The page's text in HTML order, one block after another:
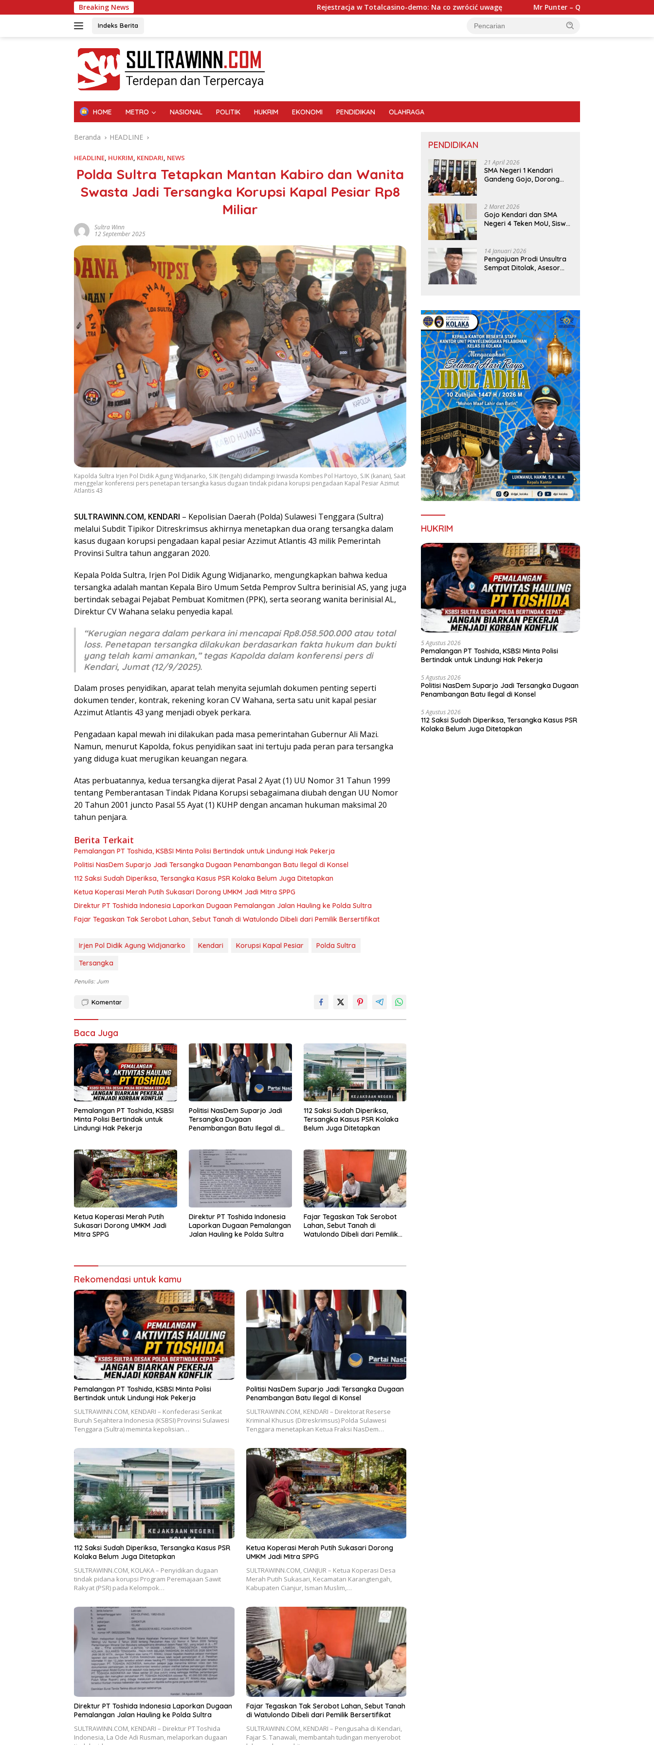
ke
Breaking News Rejestracja w Totalcasino-demo: Na co zwrócić uwagę Mr Punter – Quick‑Hit Slots & Instant Wins voor de
Indeks Berita
HOME METRO NASIONAL POLITIK HUKRIM EKONOMI PENDIDIKAN OLAHRAGA
Beranda HEADLINE
HEADLINE, HUKRIM, KENDARI, NEWS
Polda Sultra Tetapkan Mantan Kabiro dan Wanita
Swasta Jadi Tersangka Korupsi Kapal Pesiar Rp8
Miliar
Sultra Winn
12 September 2025
Kapolda Sultra Irjen Pol Didik Agung Widjanarko, S.IK (tengah) didampingi Irwasda Kombes Pol Hartoyo, S.IK (kanan), Saat
menggelar konferensi pers penetapan tersangka kasus dugaan tindak pidana korupsi pengadaan Kapal Pesiar Azimut
Atlantis 43
SULTRAWINN.COM, KENDARI – Kepolisian Daerah (Polda) Sulawesi Tenggara (Sultra)
melalui Subdit Tipikor Ditreskrimsus akhirnya menetapkan dua orang tersangka dalam
kasus dugaan korupsi pengadaan kapal pesiar Azzimut Atlantis 43 milik Pemerintah
Provinsi Sultra tahun anggaran 2020.
Kepala Polda Sultra, Irjen Pol Didik Agung Widjanarko, mengungkapkan bahwa kedua
tersangka adalah mantan Kepala Biro Umum Setda Pemprov Sultra berinisial AS, yang juga
bertindak sebagai Pejabat Pembuat Komitmen (PPK), serta seorang wanita berinisial AL,
Direktur CV Wahana selaku penyedia kapal.
“Kerugian negara dalam perkara ini mencapai Rp8.058.500.000 atau total
loss. Penetapan tersangka dilakukan berdasarkan fakta hukum dan bukti
yang telah kami amankan,” tegas Kapolda dalam konferensi pers di
Kendari, Jumat (12/9/2025).
Dalam proses penyidikan, aparat telah menyita sejumlah dokumen penting seperti
dokumen tender, kontrak, rekening koran CV Wahana, serta satu unit kapal pesiar
Azzimut Atlantis 43 yang menjadi obyek perkara.
Pengadaan kapal mewah ini dilakukan pada masa pemerintahan Gubernur Ali Mazi.
Namun, menurut Kapolda, fokus penyidikan saat ini tertuju pada peran para tersangka
yang diduga kuat merugikan keuangan negara.
Atas perbuatannya, kedua tersangka dijerat Pasal 2 Ayat (1) UU Nomor 31 Tahun 1999
tentang Pemberantasan Tindak Pidana Korupsi sebagaimana diubah dengan UU Nomor
20 Tahun 2001 juncto Pasal 55 Ayat (1) KUHP dengan ancaman hukuman maksimal 20
tahun penjara.
Berita Terkait
Pemalangan PT Toshida, KSBSI Minta Polisi Bertindak untuk Lindungi Hak Pekerja
Politisi NasDem Suparjo Jadi Tersangka Dugaan Penambangan Batu Ilegal di Konsel
112 Saksi Sudah Diperiksa, Tersangka Kasus PSR Kolaka Belum Juga Ditetapkan
Ketua Koperasi Merah Putih Sukasari Dorong UMKM Jadi Mitra SPPG
Direktur PT Toshida Indonesia Laporkan Dugaan Pemalangan Jalan Hauling ke Polda Sultra
Fajar Tegaskan Tak Serobot Lahan, Sebut Tanah di Watulondo Dibeli dari Pemilik Bersertifikat
Irjen Pol Didik Agung Widjanarko Kendari Korupsi Kapal Pesiar
Polda Sultra
Tersangka
Penulis: Jum
Komentar
Baca Juga
Pemalangan PT Toshida, KSBSI
Minta Polisi Bertindak untuk
Lindungi Hak Pekerja
Politisi NasDem Suparjo Jadi
Tersangka Dugaan
Penambangan Batu Ilegal di
112 Saksi Sudah Diperiksa,
Tersangka Kasus PSR Kolaka
Belum Juga Ditetapkan
Ketua Koperasi Merah Putih
Sukasari Dorong UMKM Jadi
Mitra SPPG
Direktur PT Toshida Indonesia
Laporkan Dugaan Pemalangan
Jalan Hauling ke Polda Sultra
Fajar Tegaskan Tak Serobot
Lahan, Sebut Tanah di
Watulondo Dibeli dari Pemilik
Rekomendasi untuk kamu
Pemalangan PT Toshida, KSBSI Minta Polisi
Bertindak untuk Lindungi Hak Pekerja
SULTRAWINN.COM, KENDARI – Konfederasi Serikat
Buruh Sejahtera Indonesia (KSBSI) Provinsi Sulawesi
Tenggara (Sultra) meminta kepolisian…
Politisi NasDem Suparjo Jadi Tersangka Dugaan
Penambangan Batu Ilegal di Konsel
SULTRAWINN.COM, KENDARI – Direktorat Reserse
Kriminal Khusus (Ditreskrimsus) Polda Sulawesi
Tenggara menetapkan Ketua Fraksi NasDem…
112 Saksi Sudah Diperiksa, Tersangka Kasus PSR
Kolaka Belum Juga Ditetapkan
SULTRAWINN.COM, KOLAKA – Penyidikan dugaan
tindak pidana korupsi Program Peremajaan Sawit
Rakyat (PSR) pada Kelompok…
Ketua Koperasi Merah Putih Sukasari Dorong
UMKM Jadi Mitra SPPG
SULTRAWINN.COM, CIANJUR – Ketua Koperasi Desa
Merah Putih Sukasari, Kecamatan Karangtengah,
Kabupaten Cianjur, Isman Muslim,…
Direktur PT Toshida Indonesia Laporkan Dugaan
Pemalangan Jalan Hauling ke Polda Sultra
SULTRAWINN.COM, KENDARI – Direktur PT Toshida
Indonesia, La Ode Adi Rusman, melaporkan dugaan
Fajar Tegaskan Tak Serobot Lahan, Sebut Tanah
di Watulondo Dibeli dari Pemilik Bersertifikat
SULTRAWINN.COM, KENDARI – Pengusaha di Kendari,
Fajar S. Tanawali, membantah tudingan menyerobot
PENDIDIKAN
21 April 2026
SMA Negeri 1 Kendari
Gandeng Gojo, Dorong
2 Maret 2026
Gojo Kendari dan SMA
Negeri 4 Teken MoU, Siswa
14 Januari 2026
Pengajuan Prodi Unsultra
Sempat Ditolak, Asesor
HUKRIM
5 Agustus 2026
Pemalangan PT Toshida, KSBSI Minta Polisi
Bertindak untuk Lindungi Hak Pekerja
5 Agustus 2026
Politisi NasDem Suparjo Jadi Tersangka Dugaan
Penambangan Batu Ilegal di Konsel
5 Agustus 2026
112 Saksi Sudah Diperiksa, Tersangka Kasus PSR
Kolaka Belum Juga Ditetapkan